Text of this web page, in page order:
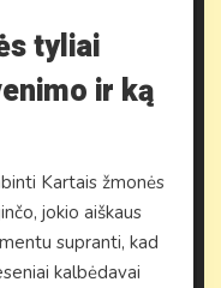
tyliai
ir ką
Kartais žmonės
jokio aiškaus
supranti, kad
kalbėdavai